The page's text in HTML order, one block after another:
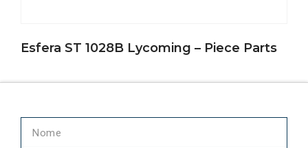
Esfera ST 1028B Lycoming – Piece Parts